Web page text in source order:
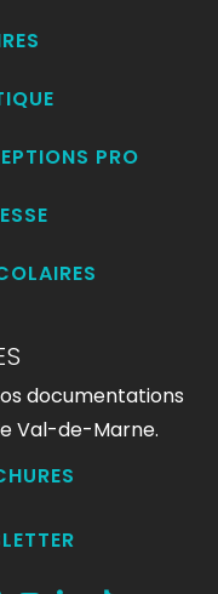
PRO
documentations
Val-de-Marne.